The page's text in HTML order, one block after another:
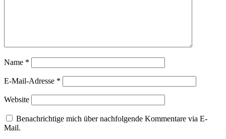
Name *
E-Mail-Adresse *
Website
Benachrichtige mich über nachfolgende Kommentare via E-
Mail.